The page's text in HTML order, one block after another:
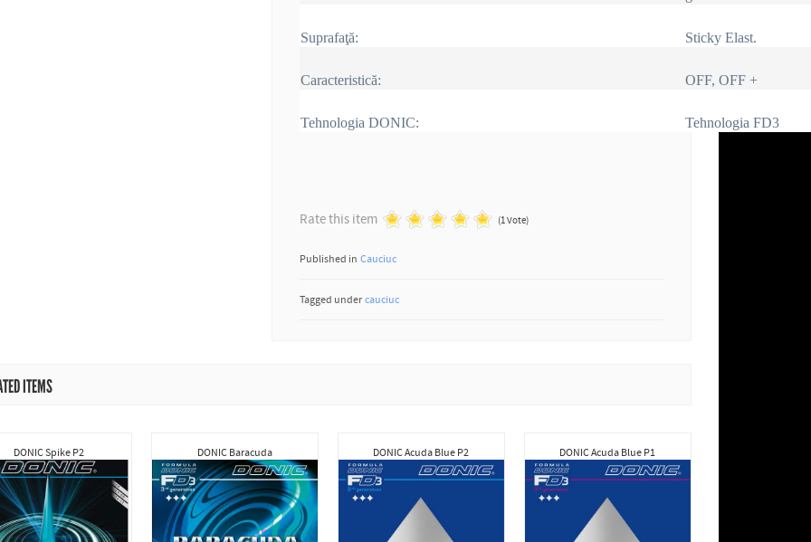
Suprafaţă: Sticky Elast.
Caracteristică: OFF, OFF +
Tehnologia DONIC: Tehnologia FD3
Rate this item (1 Vote)
Published in Cauciuc
Tagged under cauciuc
ITEMS
DONIC Spike P2 DONIC Baracuda DONIC Acuda Blue P2 DONIC Acuda Blue P1